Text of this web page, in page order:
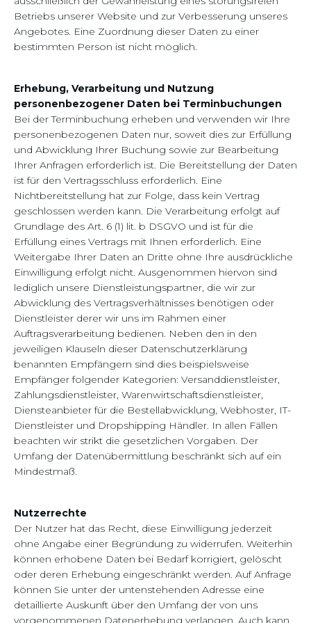
Betriebs unserer Website und zur Verbesserung unseres
Angebotes. Eine Zuordnung dieser Daten zu einer
bestimmten Person ist nicht möglich.
Erhebung, Verarbeitung und Nutzung
personenbezogener Daten bei Terminbuchungen
Bei der Terminbuchung erheben und verwenden wir Ihre
personenbezogenen Daten nur, soweit dies zur Erfüllung
und Abwicklung Ihrer Buchung sowie zur Bearbeitung
Ihrer Anfragen erforderlich ist. Die Bereitstellung der Daten
ist für den Vertragsschluss erforderlich. Eine
Nichtbereitstellung hat zur Folge, dass kein Vertrag
geschlossen werden kann. Die Verarbeitung erfolgt auf
Grundlage des Art. 6 (1) lit. b DSGVO und ist für die
Erfüllung eines Vertrags mit Ihnen erforderlich. Eine
Weitergabe Ihrer Daten an Dritte ohne Ihre ausdrückliche
Einwilligung erfolgt nicht. Ausgenommen hiervon sind
lediglich unsere Dienstleistungspartner, die wir zur
Abwicklung des Vertragsverhältnisses benötigen oder
Dienstleister derer wir uns im Rahmen einer
Auftragsverarbeitung bedienen. Neben den in den
jeweiligen Klauseln dieser Datenschutzerklärung
benannten Empfängern sind dies beispielsweise
Empfänger folgender Kategorien: Versanddienstleister,
Zahlungsdienstleister, Warenwirtschaftsdienstleister,
Diensteanbieter für die Bestellabwicklung, Webhoster, IT-
Dienstleister und Dropshipping Händler. In allen Fällen
beachten wir strikt die gesetzlichen Vorgaben. Der
Umfang der Datenübermittlung beschränkt sich auf ein
Mindestmaß.
Nutzerrechte
Der Nutzer hat das Recht, diese Einwilligung jederzeit
ohne Angabe einer Begründung zu widerrufen. Weiterhin
können erhobene Daten bei Bedarf korrigiert, gelöscht
oder deren Erhebung eingeschränkt werden. Auf Anfrage
können Sie unter der untenstehenden Adresse eine
detaillierte Auskunft über den Umfang der von uns
vorgenommenen Datenerhebung verlangen. Auch kann